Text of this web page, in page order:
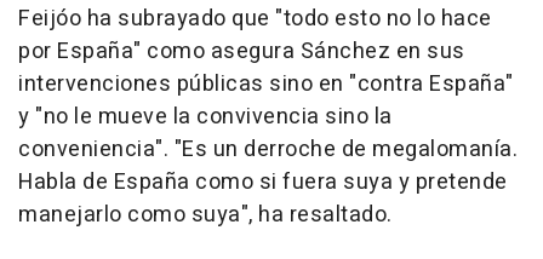
Feijóo ha subrayado que "todo esto no lo hace
por España" como asegura Sánchez en sus
intervenciones públicas sino en "contra España"
y "no le mueve la convivencia sino la
conveniencia". "Es un derroche de megalomanía.
Habla de España como si fuera suya y pretende
manejarlo como suya", ha resaltado.